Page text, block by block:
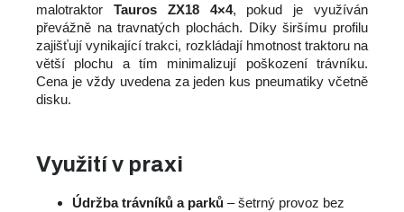
malotraktor Tauros ZX18 4×4, pokud je využíván
převážně na travnatých plochách. Díky širšímu profilu
zajišťují vynikající trakci, rozkládají hmotnost traktoru na
větší plochu a tím minimalizují poškození trávníku.
Cena je vždy uvedena za jeden kus pneumatiky včetně
disku.
Využití v praxi
Údržba trávníků a parků – šetrný provoz bez